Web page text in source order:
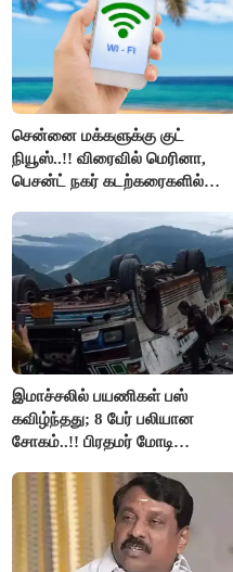
சென்னை மக்களுக்கு குட்
நியூஸ்..!! விரைவில் மெரினா,
பெசன்ட் நகர் கடற்கரைகளில்
இமாச்சலில் பயணிகள் பஸ்
கவிழ்ந்தது; 8 பேர் பலியான
சோகம்..!! பிரதமர் மோடி